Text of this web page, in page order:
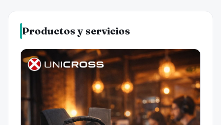
Productos y servicios